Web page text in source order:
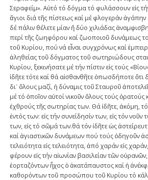
Σεραφείμ». Αὐτό τό δόγμα τό φυλάσσουν εἰς
ἅγιοι διά τῆς πίστεως καί μέ φλογεράν ἀγάπην
δέ πάλιν θέλετε μίαν ἤ δύο χιλιάδας
περί τῆς ζωηφόρου καί ζωοποιοῦ δυνάμεως
τοῦ Κυρίου, πού νά εἶναι συγχρόνως καί
ἀληθείας τοῦ δόγματος τοῦ σωτηριώδους
Κυρίου, ξεκινήσατε μέ τήν πίστιν εἰς τούς
ἰδῆτε τότε καί θά αἰσθανθῆτε ὁπωσδήποτε ὅτι
δι᾽ ὅλους μαζί, ἡ δύναμις τοῦ Σταυροῦ
μέ τό ὁποῖον αὐτοί νικοῦν ὅλους τούς ὁρατούς
ἐχθρούς τῆς σωτηρίας των. Θά ἰδῆτε, ἀκόμη,
ἐντός των: εἰς τήν συνείδησίν των, εἰς τόν νοῦν
των, εἰς τό σῶμά των.θά τόν ἰδῆτε ὡς
καί ἁγιαστικῶν δυνάμεων πού τούς ὁδηγοῦν
τελειότητα εἰς τελειότητα, ἀπό χαράν εἰς
φέρουν εἰς τήν αἰωνίαν βασιλείαν τῶν
ἑορταζόντων ἦχος ὁ ἀκατάπαυστος καί ἡ
καθορόντων τοῦ προσώπου τοῦ Κυρίου τό